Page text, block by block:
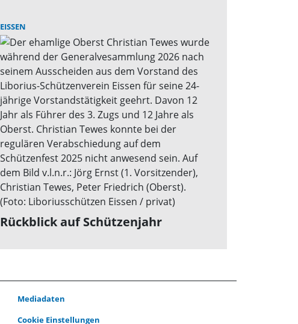
EISSEN
Rückblick auf Schützenjahr
Mediadaten
Cookie Einstellungen